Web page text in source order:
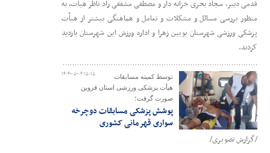
قدمی دبیر، سجاد بحری خزانه دار و مصطفی مشفقی راد ناظر هیأت، به
منظور بررسی مسائل و مشکلات و تعامل و هماهنگی بیشتر از هیأت
پزشکی ورزشی شهرستان بویین زهرا و اداره ورزش این شهرستان بازدید
کردند.
۱۴۰۴-۰۵-۰۴ ۱۵:۱۵
توسط کمیته مسابقات
هیأت پزشکی ورزشی استان قزوین
صورت گرفت؛
پوشش پزشکی مسابقات دوچرخه
سواری قهرمانی کشوری
/گزارش تصویری/